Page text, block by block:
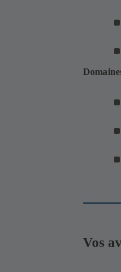
Vos